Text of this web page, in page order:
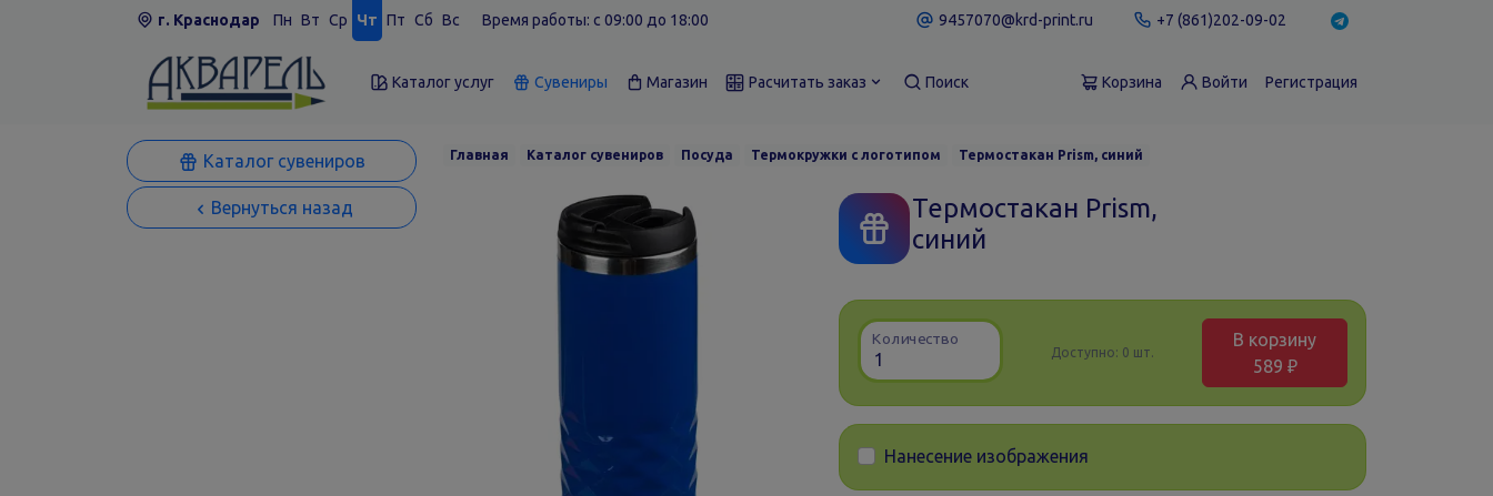
г. Краснодар Пн Вт Ср Чт Пт Сб Вс Время работы: c 09:00 до 18:00 9457070@krd-print.ru +7 (861)202-09-02
Каталог услуг Сувениры Магазин Расчитать заказ Поиск Корзина Войти Регистрация
Каталог сувениров
Вернуться назад
Главная Каталог сувениров Посуда Термокружки с логотипом Термостакан Prism, синий
Термостакан Prism,
синий
Количество
Доступно: 0 шт.
В корзину
589 ₽
Нанесение изображения